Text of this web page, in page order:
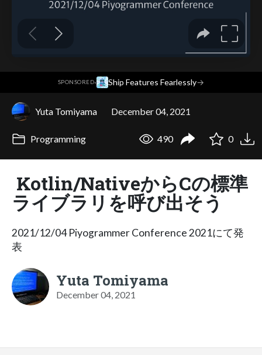
SPONSORED· Ship Features Fearlessly→
Yuta Tomiyama December 04, 2021
Programming 490 0
Kotlin/NativeからCの標準
ライブラリを呼び出そう
2021/12/04 Piyogrammer Conference 2021にて発
表
Yuta Tomiyama
December 04, 2021